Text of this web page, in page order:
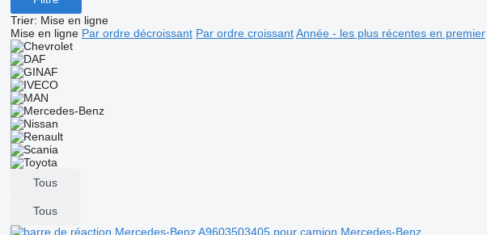
Trier: Mise en ligne
Mise en ligne Par ordre décroissant Par ordre croissant Année - les plus récentes en premier
Tous
Tous